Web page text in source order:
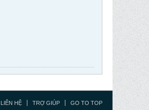
LIÊN HỆ TRỢ GIÚP GO TO TOP